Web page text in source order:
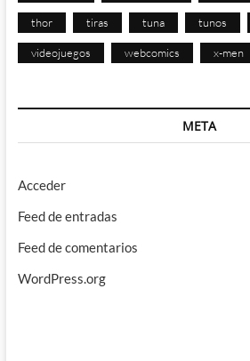
thor tiras tuna tunos
videojuegos webcomics x-men
META
Acceder
Feed de entradas
Feed de comentarios
WordPress.org